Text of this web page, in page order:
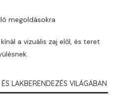
megoldásokra
a vizuális zaj elől, és teret
LAKBERENDEZÉS VILÁGÁBAN